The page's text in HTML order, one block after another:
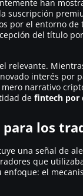
han
suscripción
por el entorno de
del título
relevante.
interés por
narrativo
de fintech por
para los
una señal de
que
enfoque: el